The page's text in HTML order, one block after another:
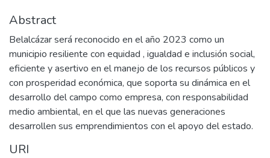
Abstract
Belalcázar será reconocido en el año 2023 como un
municipio resiliente con equidad , igualdad e inclusión social,
eficiente y asertivo en el manejo de los recursos públicos y
con prosperidad económica, que soporta su dinámica en el
desarrollo del campo como empresa, con responsabilidad
medio ambiental, en el que las nuevas generaciones
desarrollen sus emprendimientos con el apoyo del estado.
URI